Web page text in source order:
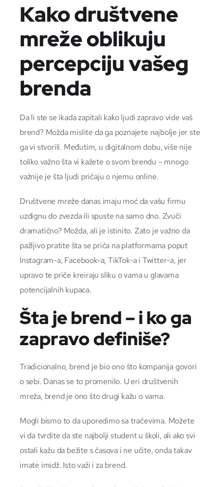
Kako društvene
mreže oblikuju
percepciju vašeg
brenda
Da li ste se ikada zapitali kako ljudi zapravo vide vaš
brend? Možda mislite da ga poznajete najbolje jer ste
ga vi stvorili. Međutim, u digitalnom dobu, više nije
toliko važno šta vi kažete o svom brendu – mnogo
važnije je šta ljudi pričaju o njemu online.
Društvene mreže danas imaju moć da vašu firmu
uzdignu do zvezda ili spuste na samo dno. Zvuči
dramatično? Možda, ali je istinito. Zato je važno da
pažljivo pratite šta se priča na platformama poput
Instagram-a, Facebook-a, TikTok-a i Twitter-a, jer
upravo te priče kreiraju sliku o vama u glavama
potencijalnih kupaca.
Šta je brend – i ko ga
zapravo definiše?
Tradicionalno, brend je bio ono što kompanija govori
o sebi. Danas se to promenilo. U eri društvenih
mreža, brend je ono što drugi kažu o vama.
Mogli bismo to da uporedimo sa tračevima. Možete
vi da tvrdite da ste najbolji student u školi, ali ako svi
ostali kažu da bežite s časova i ne učite, onda takav
imate imidž. Isto važi i za brend.